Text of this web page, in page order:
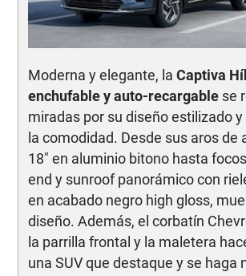
Moderna y elegante, la Captiva
enchufable y auto-recargable se
miradas por su diseño estilizado
la comodidad. Desde sus aros de
18" en aluminio bitono hasta
end y sunroof panorámico con
en acabado negro high gloss,
diseño. Además, el corbatín
la parrilla frontal y la maletera
una SUV que destaque y se haga